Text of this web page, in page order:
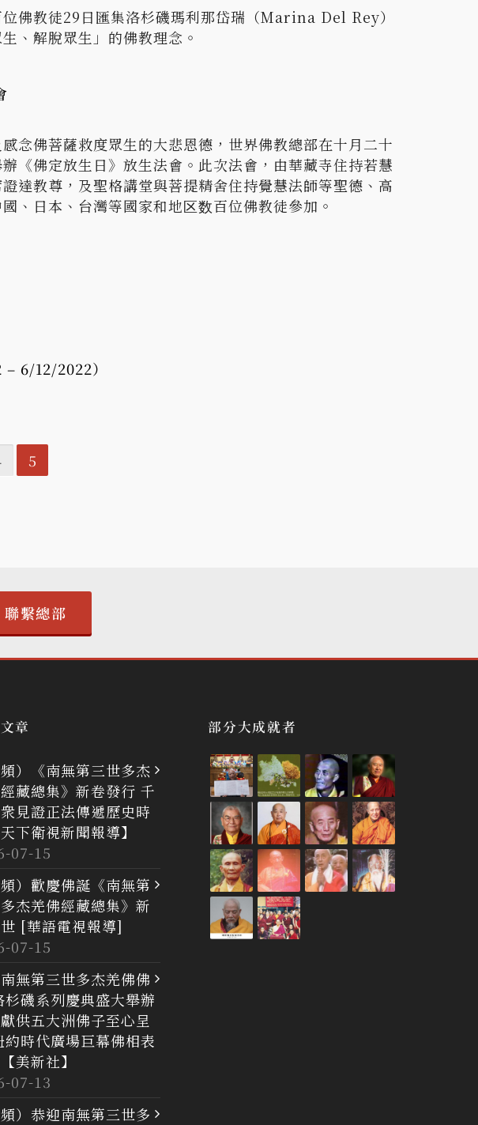
佛教徒29日匯集洛杉磯瑪利那岱瑞（Marina Del Rey）
、解脫眾生」的佛教理念。
念佛菩薩救度眾生的大悲恩德，世界佛教總部在十月二十
《佛定放生日》放生法會。此次法會，由華藏寺住持若慧
達教尊，及聖格講堂與菩提精舍住持覺慧法師等聖德、高
、日本、台灣等國家和地区数百位佛教徒參加。
6/12/2022）
5
聯繫總部
章
頻）《南無第三世多杰
藏總集》新卷發行 千
見證正法傳遞歷史時
下衛視新聞報導】
07-15
頻）歡慶佛誕《南無第
杰羌佛經藏總集》新
[華語電視報導]
07-15
無第三世多杰羌佛佛
杉磯系列慶典盛大舉辦
供五大洲佛子至心呈
約時代廣場巨幕佛相表
美新社】
07-13
頻）恭迎南無第三世多
部分大成就者